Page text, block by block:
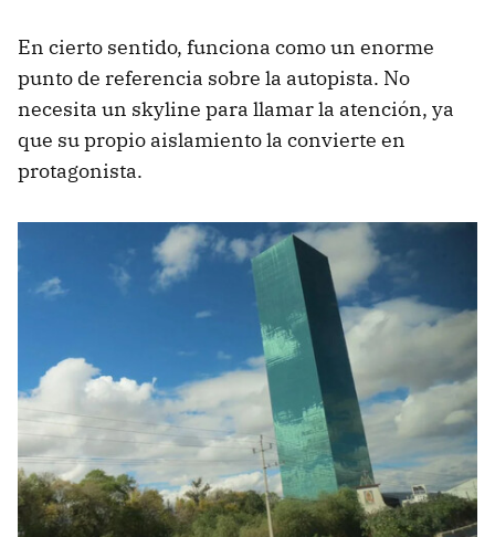
En cierto sentido, funciona como un enorme
punto de referencia sobre la autopista. No
necesita un skyline para llamar la atención, ya
que su propio aislamiento la convierte en
protagonista.